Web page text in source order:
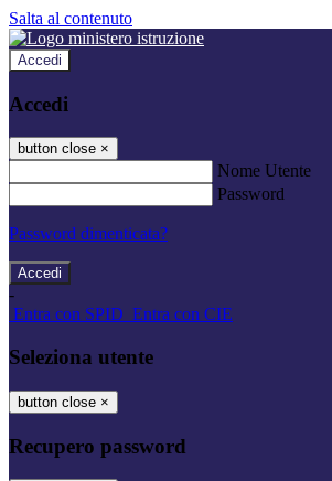
Salta al contenuto
Accedi
Accedi
button close ×
Nome Utente
Password
Password dimenticata?
-
Entra con SPID Entra con CIE
Seleziona utente
button close ×
Recupero password